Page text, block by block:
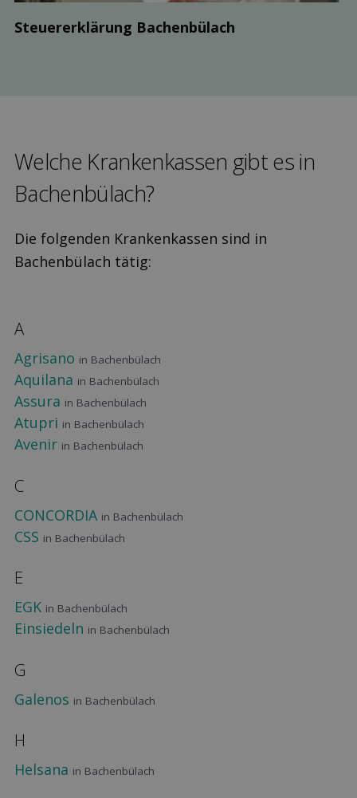
Steuer­erklärung Bachenbülach
Welche Kranken­kassen gibt es in
Bachenbülach?
Die folgenden Krankenkassen sind in
Bachenbülach tätig:
A
Agrisano in Bachenbülach
Aquilana in Bachenbülach
Assura in Bachenbülach
Atupri in Bachenbülach
Avenir in Bachenbülach
C
CONCORDIA in Bachenbülach
CSS in Bachenbülach
E
EGK in Bachenbülach
Einsiedeln in Bachenbülach
G
Galenos in Bachenbülach
H
Helsana in Bachenbülach